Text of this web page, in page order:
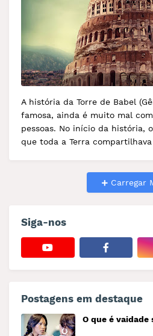
A história da Torre de Babel
famosa, ainda é muito mal
pessoas. No início da história,
que toda a Terra
Carregar
Siga-nos
Postagens em destaque
O que é vaidade